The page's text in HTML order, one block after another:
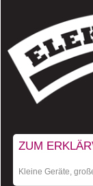
ZUM
Kleine Geräte,